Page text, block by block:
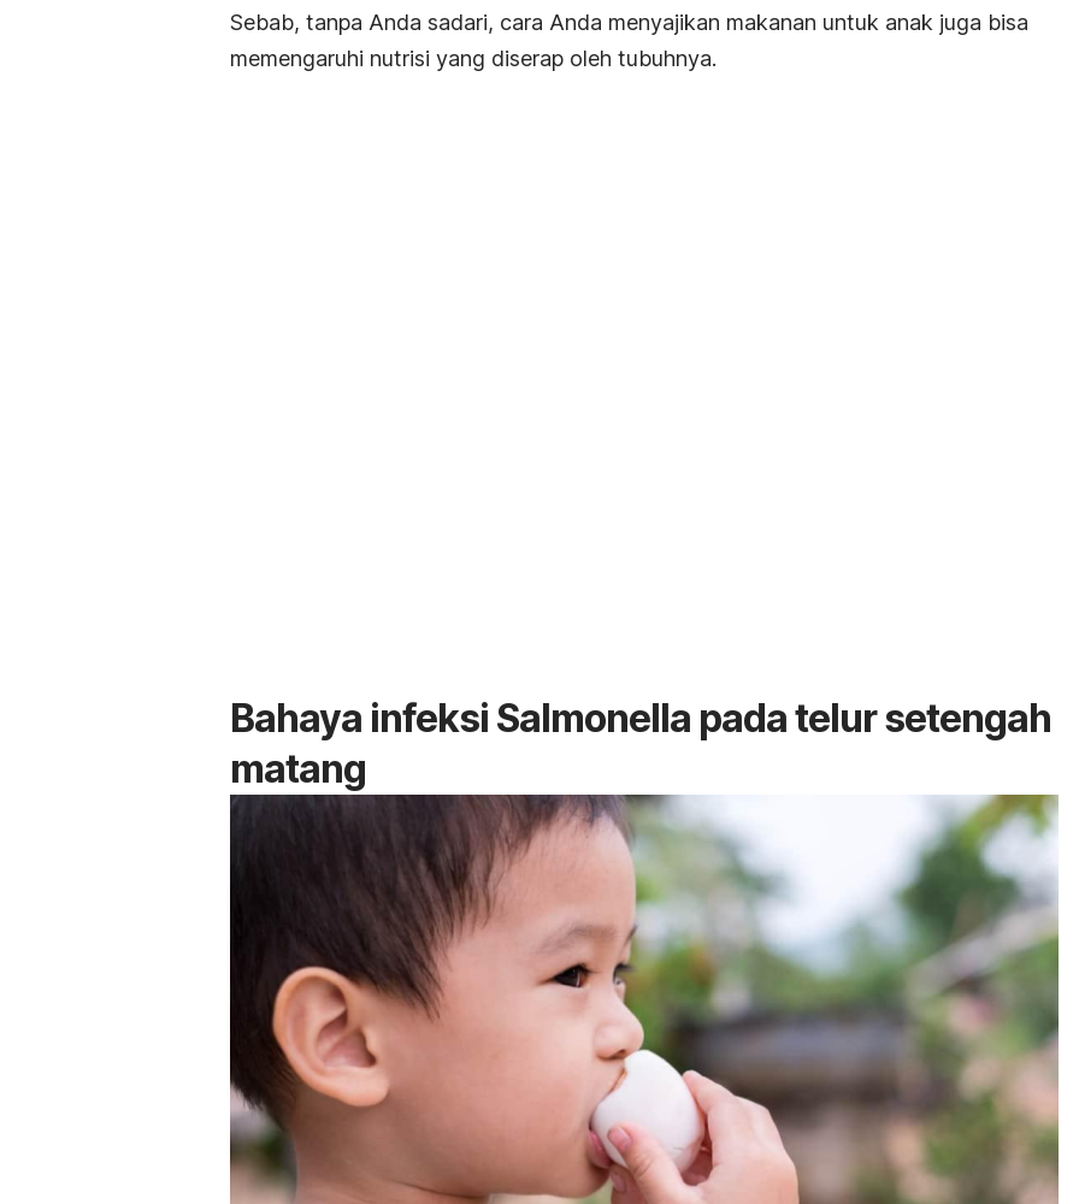
Sebab, tanpa Anda sadari, cara Anda menyajikan makanan untuk anak juga bisa
memengaruhi nutrisi yang diserap oleh tubuhnya.
Bahaya infeksi Salmonella pada telur setengah
matang